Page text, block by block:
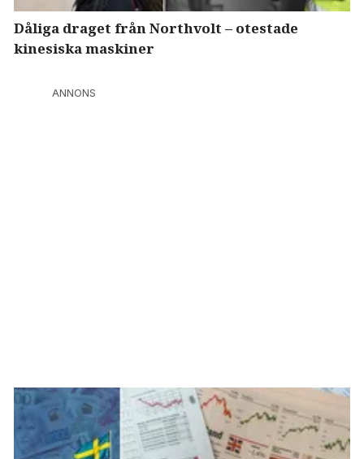
Dåliga draget från Northvolt – otestade
kinesiska maskiner
ANNONS